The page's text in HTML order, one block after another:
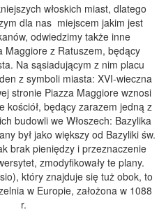
włoskich miast, dlatego
dla nas miejscem jakim jest
odwiedzimy także inne
Maggiore z Ratuszem, będący
Na sąsiadującym z nim placu
z symboli miasta: XVI-wieczna
stronie Piazza Maggiore wznosi
kościół, będący zarazem jedną z
budowli we Włoszech: Bazylika
był jako większy od Bazyliki św.
brak pieniędzy i przeznaczenie
zmodyfikowały te plany.
który znajduje się tuż obok, to
w Europie, założona w 1088
r.